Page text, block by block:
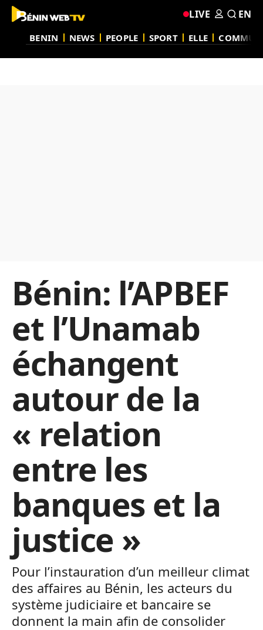
BENIN NEWS PEOPLE SPORT ELLE
LIVE EN
Bénin: l’APBEF
et l’Unamab
échangent
autour de la
« relation
entre les
banques et la
justice »
Pour l’instauration d’un meilleur climat
des affaires au Bénin, les acteurs du
système judiciaire et bancaire se
donnent la main afin de consolider